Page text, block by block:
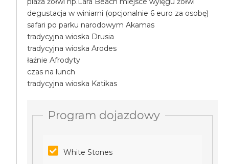
degustacja w winiarni (opcjonalnie 6 euro za osobę)
safari po parku narodowym Akamas
tradycyjna wioska Drusia
tradycyjna wioska Arodes
łaźnie Afrodyty
czas na lunch
tradycyjna wioska Katikas
Program dojazdowy
White Stones